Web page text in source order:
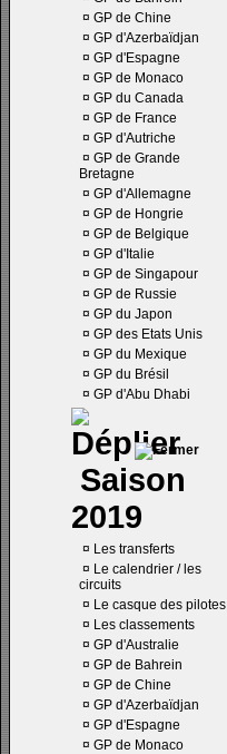
¤ GP de Chine
¤ GP d'Azerbaïdjan
¤ GP d'Espagne
¤ GP de Monaco
¤ GP du Canada
¤ GP de France
¤ GP d'Autriche
¤ GP de Grande
Bretagne
¤ GP d'Allemagne
¤ GP de Hongrie
¤ GP de Belgique
¤ GP d'Italie
¤ GP de Singapour
¤ GP de Russie
¤ GP du Japon
¤ GP des Etats Unis
¤ GP du Mexique
¤ GP du Brésil
¤ GP d'Abu Dhabi
Saison
2019
¤ Les transferts
¤ Le calendrier / les
circuits
¤ Le casque des pilotes
¤ Les classements
¤ GP d'Australie
¤ GP de Bahrein
¤ GP de Chine
¤ GP d'Azerbaïdjan
¤ GP d'Espagne
¤ GP de Monaco